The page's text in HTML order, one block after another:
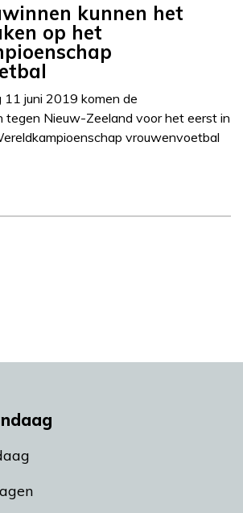
kunnen het
op het
11 juni 2019 komen de
tegen Nieuw-Zeeland voor het eerst in
vrouwenvoetbal